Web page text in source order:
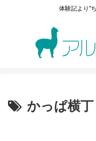
体験記より"
かっぱ横丁